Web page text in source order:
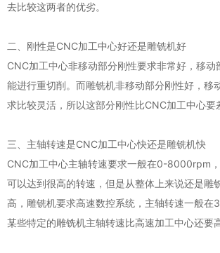
去比较这两者的优劣。
二、刚性是CNC加工中心好还是雕铣机好
CNC加工中心非移动部分刚性要求非常好，移动
能进行重切削。而雕铣机非移动部分刚性好，移
求比较灵活，所以这部分刚性比CNC加工中心要
三、主轴转速是CNC加工中心快还是雕铣机快
CNC加工中心主轴转速要求一般在0-8000rpm
可以达到很高的转速，但是从整体上来说还是雕
高，雕铣机要求高速数控系统，主轴转速一般
某些特定的雕铣机主轴转速比高速加工中心还要高